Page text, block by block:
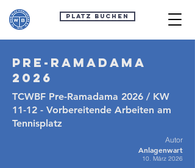
Platz buchen
Pre-Ramadama
2026
TCWBF Pre-Ramadama 2026 / KW
11-12 - Vorbereitende Arbeiten am
Tennisplatz
Autor
Anlagenwart
10. März 2026